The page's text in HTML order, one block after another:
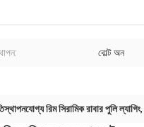
বোল্ট অন
রিম সিরামিক রাবার পুলি ল্যাগিং,